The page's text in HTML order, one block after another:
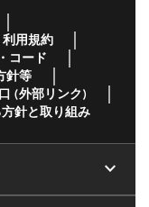
利用規約
コード
針等
(外部リンク)
針と取り組み
expand_more